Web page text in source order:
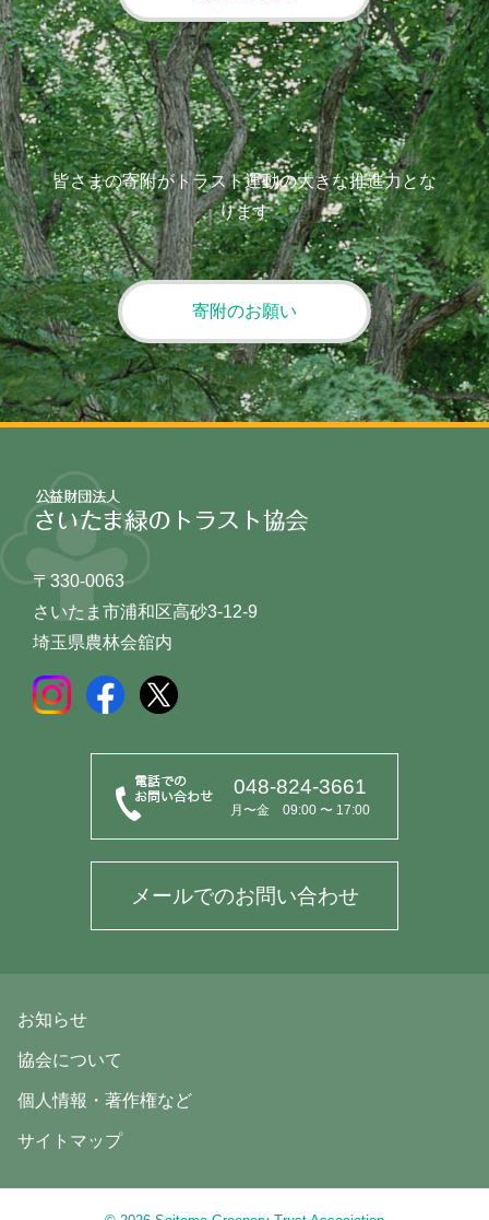
皆さまの寄附がトラスト運動の大きな推進力とな
ります
寄附のお願い
〒330-0063
さいたま市浦和区高砂3-12-9
埼玉県農林会舘内
048-824-3661
月〜金 09:00 〜 17:00
メールでのお問い合わせ
お知らせ
協会について
個人情報・著作権など
サイトマップ